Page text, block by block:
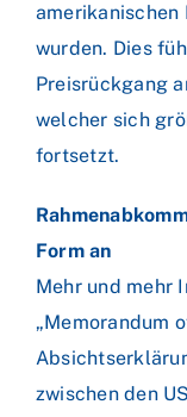
wurden. Dies
Preisrückgang
welcher sich
fortsetzt.
Form an
Mehr und mehr
„Memorandum
zwischen den